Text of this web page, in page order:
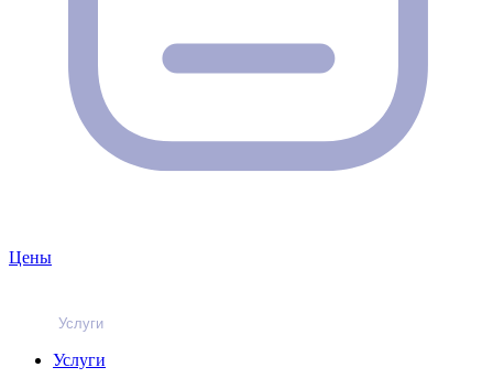
Цены
Услуги
Услуги